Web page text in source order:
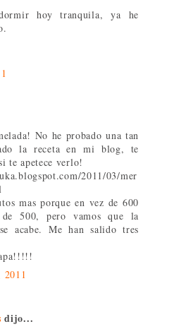
hoy tranquila, ya he
No he probado una tan
la receta en mi blog, te
te apetece verlo!
2011/03/mer
mas porque en vez de 600
500, pero vamos que la
acabe. Me han salido tres
2011
dijo...